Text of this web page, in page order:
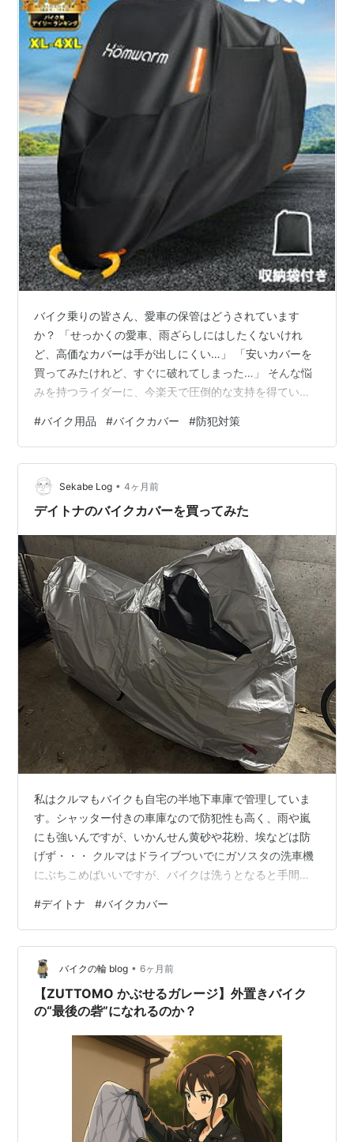
バイク乗りの皆さん、愛車の保管はどうされています
か？ 「せっかくの愛車、雨ざらしにはしたくないけれ
ど、高価なカバーは手が出しにくい…」 「安いカバーを
買ってみたけれど、すぐに破れてしまった…」 そんな悩
みを持つライダーに、今楽天で圧倒的な支持を得ている
【楽天1位】バイクカバー 300D厚手 防水 紫外線防止 盗
難防止 収納バッグ付き XL 2XL 3XL 4XL Homwarm価
格：3,380円～（税込、送料無料) (2026/4/8時点) 楽天
で購入 実際に手に取って感じる「300D」の安心感 まず
驚くのが、その生地の厚みです。一…
#バイク用品 #バイクカバー #防犯対策
Sekabe Log • 4ヶ月前
デイトナのバイクカバーを買ってみた
私はクルマもバイクも自宅の半地下車庫で管理していま
す。シャッター付きの車庫なので防犯性も高く、雨や嵐
にも強いんですが、いかんせん黄砂や花粉、埃などは防
げず・・・ クルマはドライブついでにガソスタの洗車機
にぶちこめばいいですが、バイクは洗うとなると手間が
してデイトナのバイクカバーを買ってみました。 デイト
ナ バイクカバー ENTRY Lサイズ（商品番号：97972）
デイトナ(Daytona) バイクカバー 125cc 250cc 400cc
撥水加工 前後が分かる配色 シルバー Lサイズ 97972 デ
イトナ(Daytona) Amazon
#デイトナ #バイクカバー
バイクの輪 blog • 6ヶ月前
【ZUTTOMO かぶせるガレージ】外置きバイク
の“最後の砦”になれるのか？